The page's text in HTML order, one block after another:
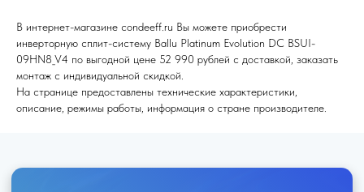
В интернет-магазине condeeff.ru Вы можете приобрести
инверторную сплит-систему Ballu Platinum Evolution DC BSUI-
09HN8_V4 по выгодной цене 52 990 рублей с доставкой, заказать
монтаж с индивидуальной скидкой.
На странице предоставлены технические характеристики,
описание, режимы работы, информация о стране производителе.